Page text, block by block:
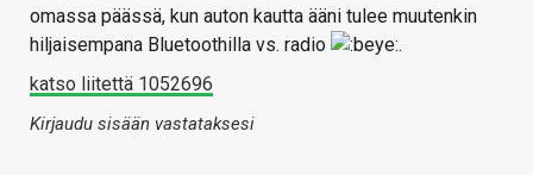
omassa päässä, kun auton kautta ääni tulee muutenkin
hiljaisempana Bluetoothilla vs. radio
.
katso liitettä 1052696
Kirjaudu sisään vastataksesi